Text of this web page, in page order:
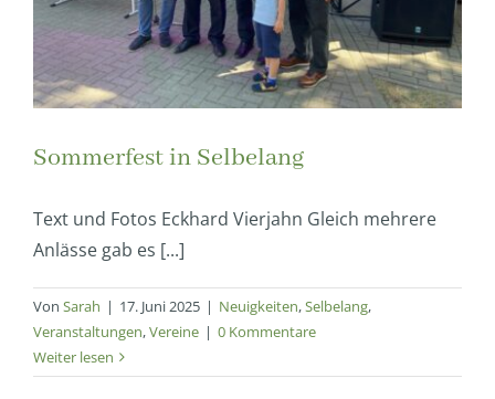
Sommerfest in Selbelang
Text und Fotos Eckhard Vierjahn Gleich mehrere
Anlässe gab es [...]
Von Sarah | 17. Juni 2025 | Neuigkeiten,Selbelang,
Veranstaltungen,Vereine | 0 Kommentare
Weiter lesen